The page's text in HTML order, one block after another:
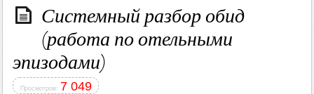
Системный разбор обид
(работа по отельными
эпизодами)
Просмотров: 7 049